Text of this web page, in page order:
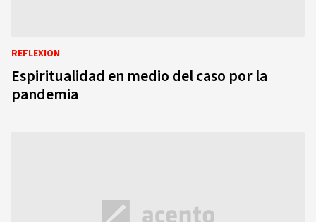
REFLEXIÓN
Espiritualidad en medio del caso por la
pandemia